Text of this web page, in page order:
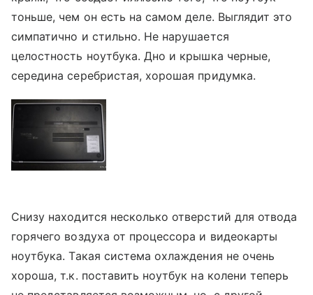
тоньше, чем он есть на самом деле. Выглядит это
симпатично и стильно. Не нарушается
целостность ноутбука. Дно и крышка черные,
середина серебристая, хорошая придумка.
Снизу находится несколько отверстий для отвода
горячего воздуха от процессора и видеокарты
ноутбука. Такая система охлаждения не очень
хороша, т.к. поставить ноутбук на колени теперь